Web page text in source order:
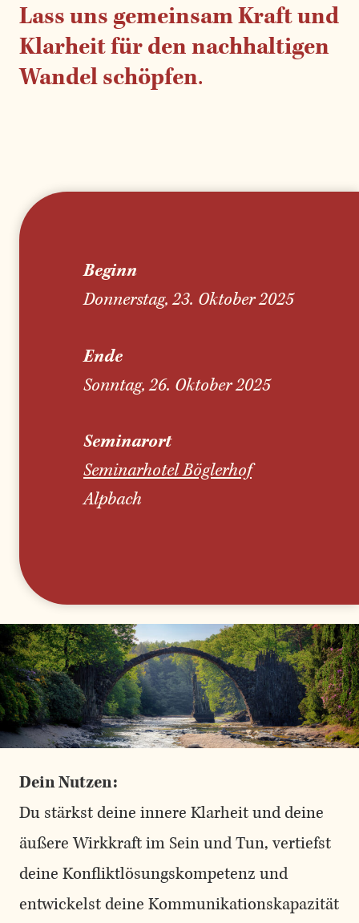
Lass uns gemeinsam Kraft und
Klarheit für den nachhaltigen
Wandel schöpfen.
Beginn
Donnerstag, 23. Oktober 2025
Ende
Sonntag, 26. Oktober 2025
Seminarort
Seminarhotel Böglerhof
Alpbach
Dein Nutzen:
Du stärkst deine innere Klarheit und deine
äußere Wirkkraft im Sein und Tun, vertiefst
deine Konfliktlösungskompetenz und
entwickelst deine Kommunikationskapazität